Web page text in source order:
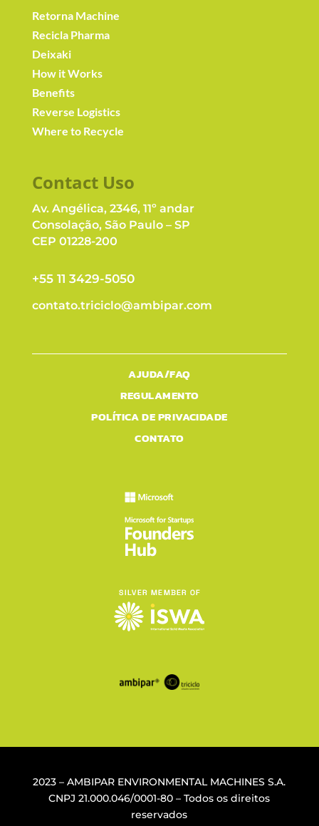
Retorna Machine
Recicla Pharma
Deixaki
How it Works
Benefits
Reverse Logistics
Where to Recycle
Contact Uso
Av. Angélica, 2346, 11º andar
Consolação, São Paulo – SP
CEP 01228-200
+55 11 3429-5050
contato.triciclo@ambipar.com
AJUDA/FAQ
REGULAMENTO
POLÍTICA DE PRIVACIDADE
CONTATO
2023 – AMBIPAR ENVIRONMENTAL MACHINES S.A.
CNPJ21.000.046/0001-80 – Todos os direitos
reservados